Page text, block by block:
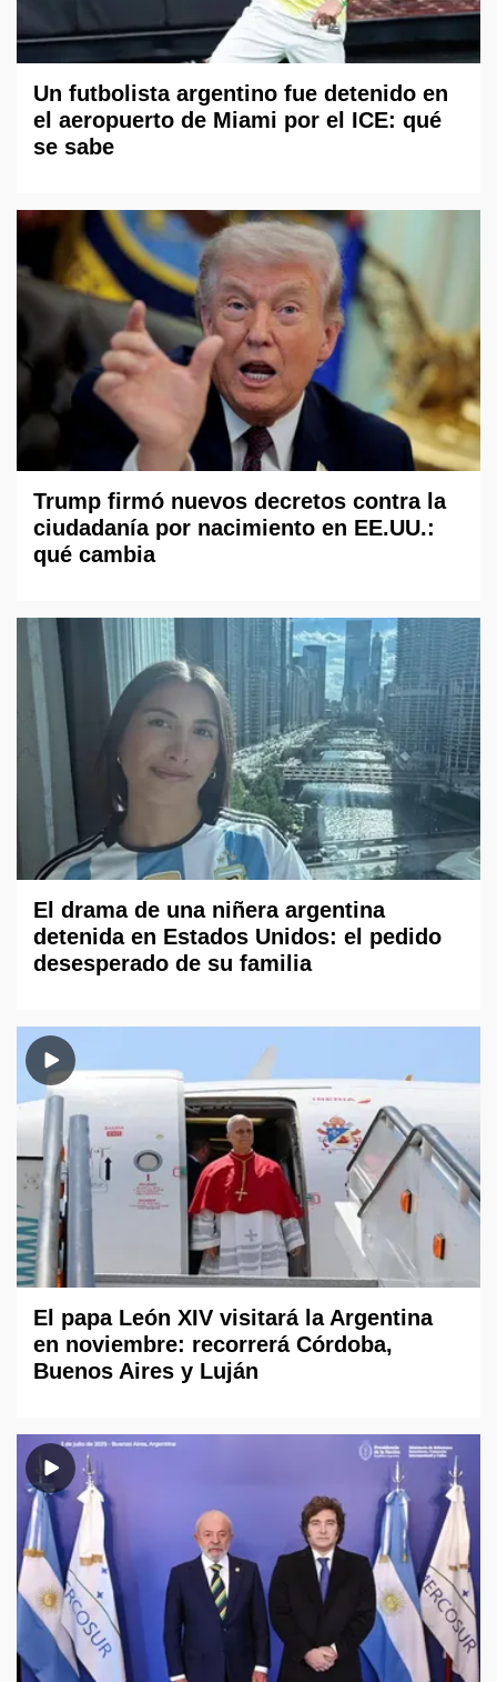
Un futbolista argentino fue detenido en
el aeropuerto de Miami por el ICE: qué
se sabe
Trump firmó nuevos decretos contra la
ciudadanía por nacimiento en EE.UU.:
qué cambia
El drama de una niñera argentina
detenida en Estados Unidos: el pedido
desesperado de su familia
El papa León XIV visitará la Argentina
en noviembre: recorrerá Córdoba,
Buenos Aires y Luján